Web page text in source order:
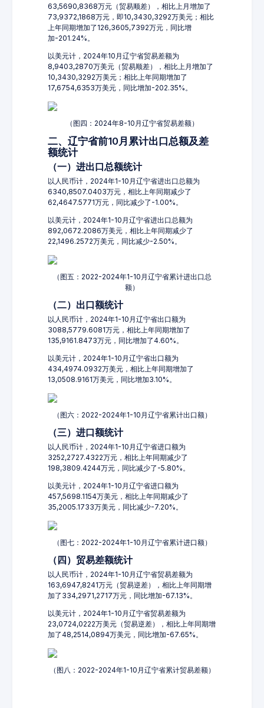
63,5690,8368万元（贸易顺差），相比上月增加了
73,9372,1868万元，即10,3430,3292万美元；相比
上年同期增加了126,3605,7392万元，同比增
加-201.24%。
以美元计，2024年10月辽宁省贸易差额为
8,9403,2870万美元（贸易顺差），相比上月增加了
10,3430,3292万美元；相比上年同期增加了
17,6754,6353万美元，同比增加-202.35%。
（图四：2024年8-10月辽宁省贸易差额）
二、辽宁省前10月累计出口总额及差
额统计
（一）进出口总额统计
以人民币计，2024年1-10月辽宁省进出口总额为
6340,8507.0403万元，相比上年同期减少了
62,4647.5771万元，同比减少了-1.00%。
以美元计，2024年1-10月辽宁省进出口总额为
892,0672.2086万美元，相比上年同期减少了
22,1496.2572万美元，同比减少-2.50%。
（图五：2022-2024年1-10月辽宁省累计进出口总
额）
（二）出口额统计
以人民币计，2024年1-10月辽宁省出口额为
3088,5779.6081万元，相比上年同期增加了
135,9161.8473万元，同比增加了4.60%。
以美元计，2024年1-10月辽宁省出口额为
434,4974.0932万美元，相比上年同期增加了
13,0508.9161万美元，同比增加3.10%。
（图六：2022-2024年1-10月辽宁省累计出口额）
（三）进口额统计
以人民币计，2024年1-10月辽宁省进口额为
3252,2727.4322万元，相比上年同期减少了
198,3809.4244万元，同比减少了-5.80%。
以美元计，2024年1-10月辽宁省进口额为
457,5698.1154万美元，相比上年同期减少了
35,2005.1733万美元，同比减少-7.20%。
（图七：2022-2024年1-10月辽宁省累计进口额）
（四）贸易差额统计
以人民币计，2024年1-10月辽宁省贸易差额为
163,6947,8241万元（贸易逆差），相比上年同期增
加了334,2971,2717万元，同比增加-67.13%。
以美元计，2024年1-10月辽宁省贸易差额为
23,0724,0222万美元（贸易逆差），相比上年同期增
加了48,2514,0894万美元，同比增加-67.65%。
（图八：2022-2024年1-10月辽宁省累计贸易差额）